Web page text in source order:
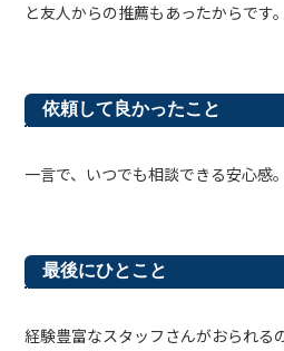
と友人からの推薦もあったからです。
依頼して良かったこと
一言で、いつでも相談できる安心感。
最後にひとこと
経験豊富なスタッフさんがおられる